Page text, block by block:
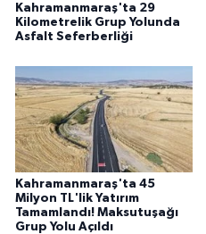
Kahramanmaraş'ta 29
Kilometrelik Grup Yolunda
Asfalt Seferberliği
Kahramanmaraş'ta 45
Milyon TL'lik Yatırım
Tamamlandı! Maksutuşağı
Grup Yolu Açıldı